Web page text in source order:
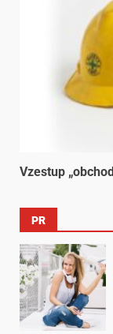
Vzestup
PR